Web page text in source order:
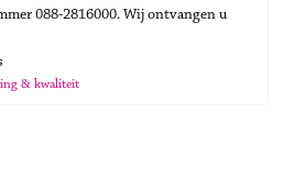
088-2816000. Wij ontvangen u
& kwaliteit